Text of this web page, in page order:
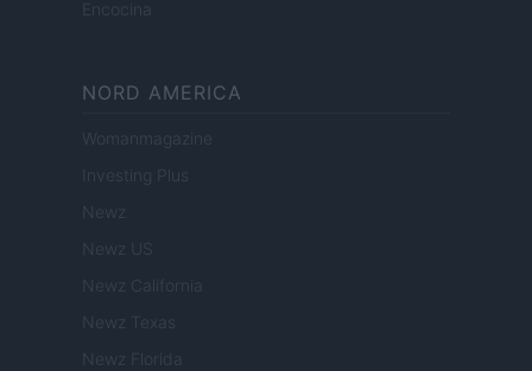
Encocina
NORD AMERICA
Womanmagazine
Investing Plus
Newz
Newz US
Newz California
Newz Texas
Newz Florida